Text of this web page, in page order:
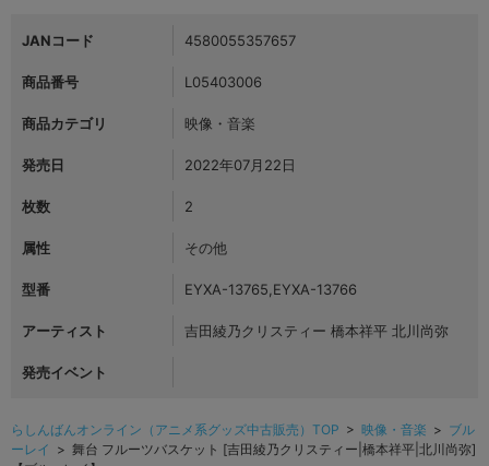
JANコード 4580055357657
商品番号 L05403006
商品カテゴリ 映像・音楽
発売日 2022年07月22日
枚数 2
属性 その他
型番 EYXA-13765,EYXA-13766
アーティスト 吉田綾乃クリスティー 橋本祥平 北川尚弥
発売イベント
らしんばんオンライン（アニメ系グッズ中古販売）TOP > 映像・音楽 > ブル
ーレイ > 舞台 フルーツバスケット [吉田綾乃クリスティー|橋本祥平|北川尚弥]